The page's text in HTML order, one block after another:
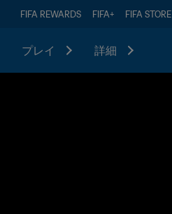
FIFA REWARDS FIFA+ FIFA STORE
プレイ 詳細